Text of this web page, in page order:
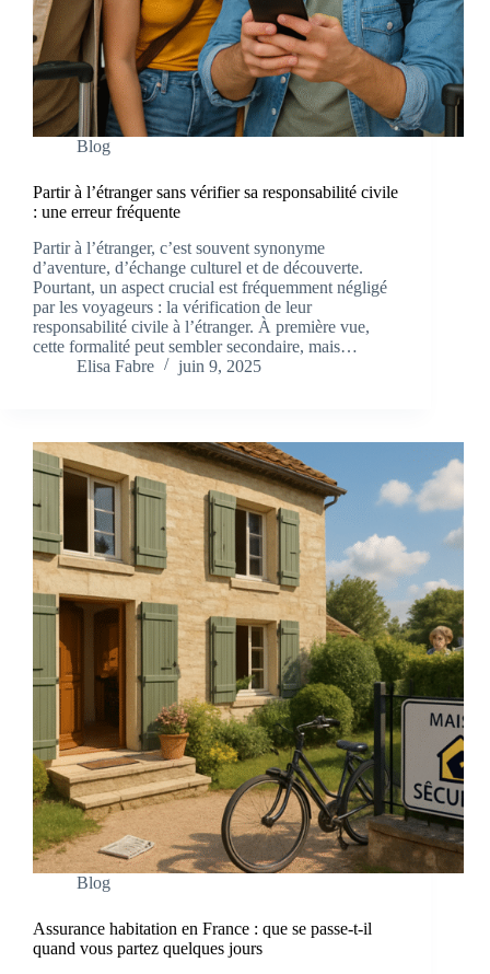
Blog
Partir à l’étranger sans vérifier sa responsabilité civile
: une erreur fréquente
Partir à l’étranger, c’est souvent synonyme
d’aventure, d’échange culturel et de découverte.
Pourtant, un aspect crucial est fréquemment négligé
par les voyageurs : la vérification de leur
responsabilité civile à l’étranger. À première vue,
cette formalité peut sembler secondaire, mais…
Elisa Fabre
juin 9, 2025
Blog
Assurance habitation en France : que se passe-t-il
quand vous partez quelques jours